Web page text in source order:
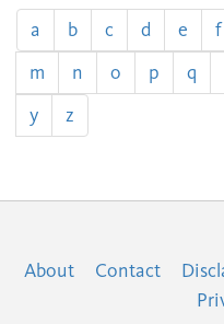
a b c d e f
m
n o p q
y
z
About Contact